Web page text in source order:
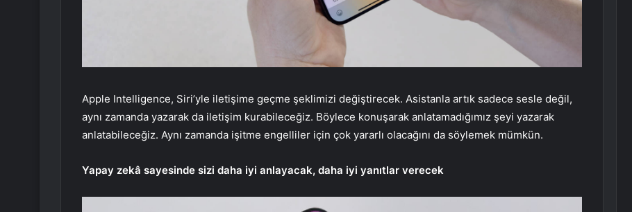
Apple Intelligence, Siri’yle iletişime geçme şeklimizi değiştirecek. Asistanla artık sadece sesle değil,
aynı zamanda yazarak da iletişim kurabileceğiz. Böylece konuşarak anlatamadığımız şeyi yazarak
anlatabileceğiz. Aynı zamanda işitme engelliler için çok yararlı olacağını da söylemek mümkün.
Yapay zekâ sayesinde sizi daha iyi anlayacak, daha iyi yanıtlar verecek